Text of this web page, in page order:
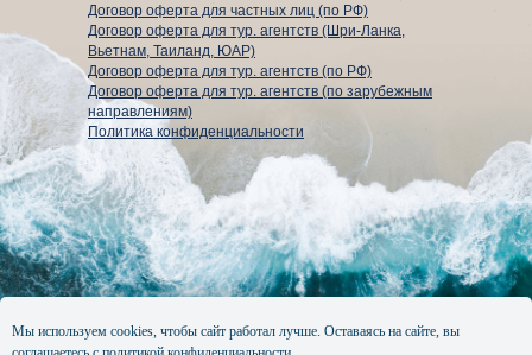
Договор оферта для частных лиц (по РФ)
Договор оферта для тур. агентств (Шри-Ланка,
Вьетнам, Таиланд, ЮАР)
⁠Договор оферта для тур. агентств (по РФ)
Договор оферта для тур. агентств (по зарубежным
направлениям)
Политика конфиденциальности
Мы используем cookies, чтобы сайт работал лучше. Оставаясь на сайте, вы